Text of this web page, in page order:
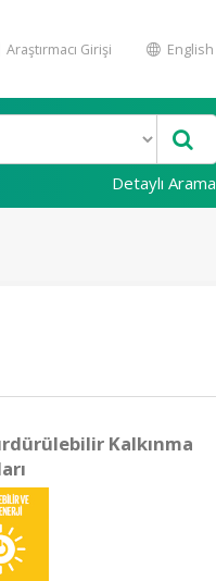
Araştırmacı Girişi English
Detaylı Arama
Kalkınma